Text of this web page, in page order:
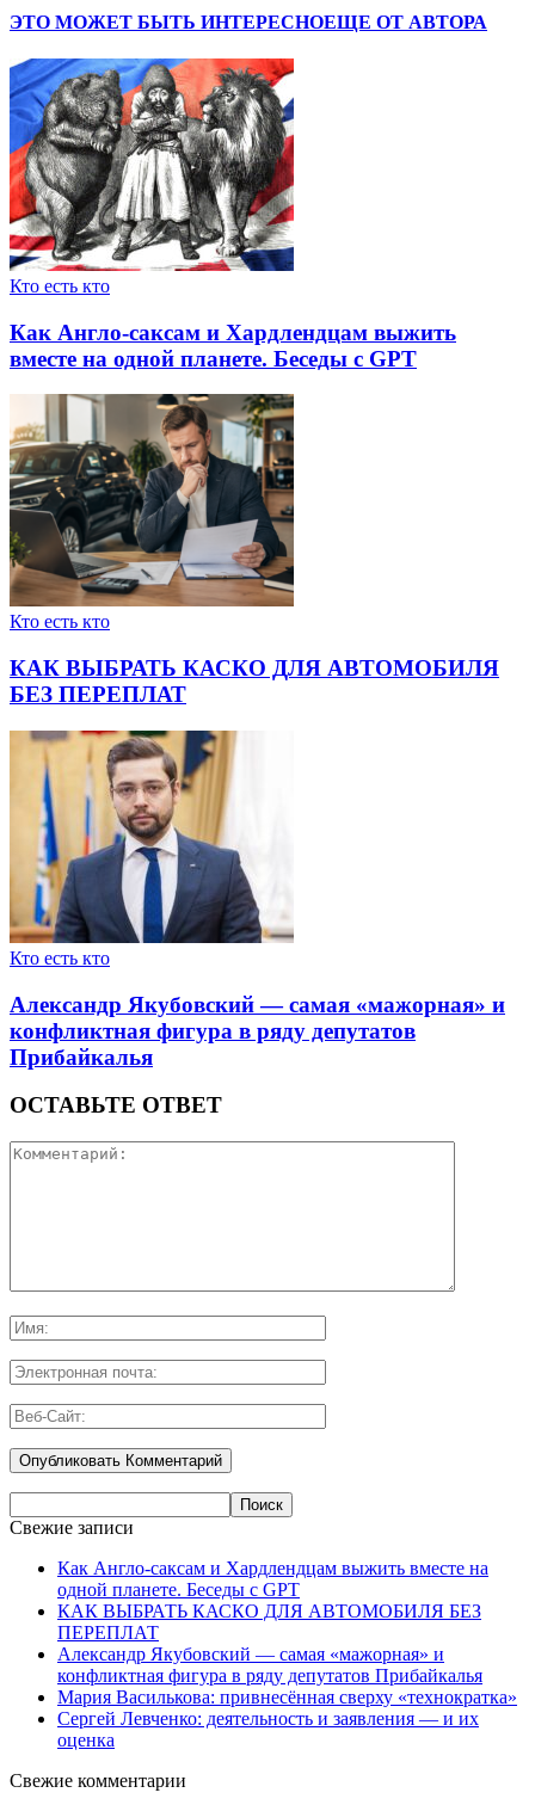
ЭТО МОЖЕТ БЫТЬ ИНТЕРЕСНОЕЩЕ ОТ АВТОРА
Кто есть кто
Как Англо-саксам и Хардлендцам выжить
вместе на одной планете. Беседы с GPT
Кто есть кто
КАК ВЫБРАТЬ КАСКО ДЛЯ АВТОМОБИЛЯ
БЕЗ ПЕРЕПЛАТ
Кто есть кто
Александр Якубовский — самая «мажорная» и
конфликтная фигура в ряду депутатов
Прибайкалья
ОСТАВЬТЕ ОТВЕТ
Свежие записи
Как Англо-саксам и Хардлендцам выжить вместе на
одной планете. Беседы с GPT
КАК ВЫБРАТЬ КАСКО ДЛЯ АВТОМОБИЛЯ БЕЗ
ПЕРЕПЛАТ
Александр Якубовский — самая «мажорная» и
конфликтная фигура в ряду депутатов Прибайкалья
Мария Василькова: привнесённая сверху «технократка»
Сергей Левченко: деятельность и заявления — и их
оценка
Свежие комментарии